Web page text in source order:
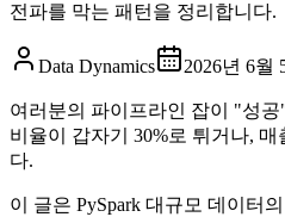
전파를 막는 패턴을 정리합니다.
Data Dynamics 2026년 6월
여러분의 파이프라인 잡이 "성
비율이 갑자기 30%로 튀거나,
다.
이 글은 PySpark 대규모 데이터